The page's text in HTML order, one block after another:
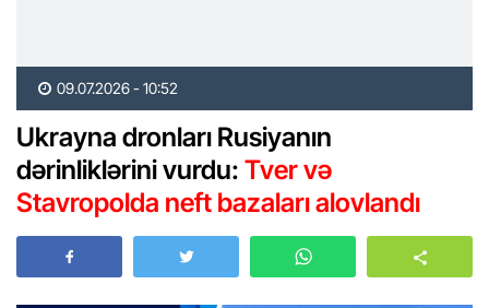
09.07.2026 - 10:52
Ukrayna dronları Rusiyanın
dərinliklərini vurdu: Tver və
Stavropolda neft bazaları alovlandı